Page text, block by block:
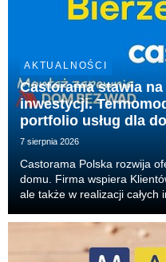
AKTUALNOŚCI
Castorama stawia
inwestycji.
portfolio usług dla
7 sierpnia 2026
Castorama Polska rozwija
domu. Firma wspiera
ale także w realizacji
wykonawców i realizację